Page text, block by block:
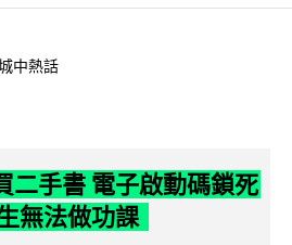
中熱話
二手書 電子啟動碼鎖死
無法做功課